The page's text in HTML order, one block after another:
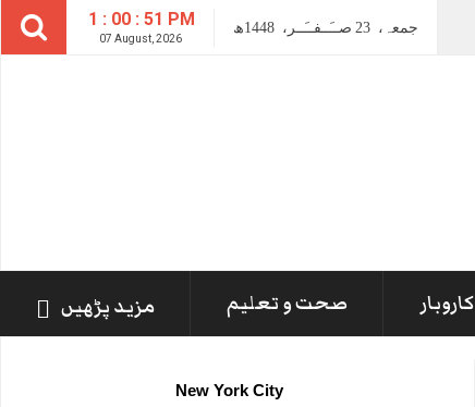
1 : 00 : 53 PM
07 August, 2026
جمعہ، 23 صــَــفــَــر، 1448ھ
کاروبار صحت و تعلیم مزید پڑھیں
New York City